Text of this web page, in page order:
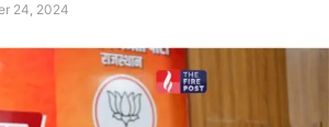
24, 2024